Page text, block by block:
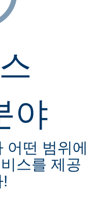
야
어떤 범위에
스를 제공